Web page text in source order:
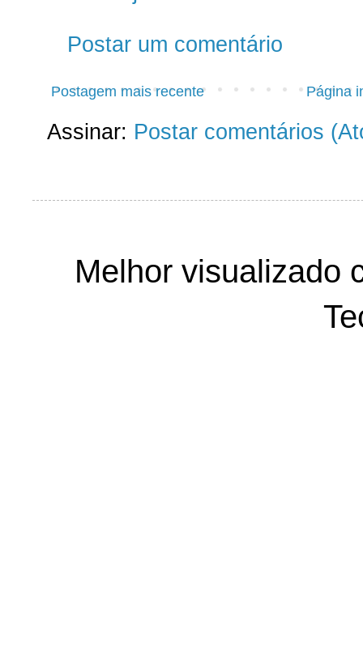
Postar um comentário
Postagem mais recente Página
Assinar: Postar comentários
Melhor visualizado